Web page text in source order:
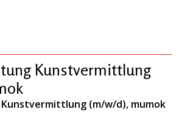
Kunstvermittlung
(m/w/d), mumok